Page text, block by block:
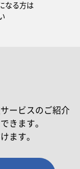
なる方は
ービスのご紹介
きます。
ます。